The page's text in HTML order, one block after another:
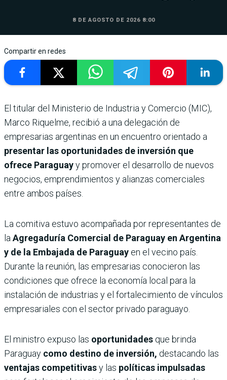
8 DE AGOSTO DE 2026 8:00
Compartir en redes
El titular del Ministerio de Industria y Comercio (MIC),
Marco Riquelme, recibió a una delegación de
empresarias argentinas en un encuentro orientado a
presentar las oportunidades de inversión que
ofrece Paraguayy promover el desarrollo de nuevos
negocios, emprendimientos y alianzas comerciales
entre ambos países.
La comitiva estuvo acompañada por representantes de
la Agregaduría Comercial de Paraguay en Argentina
y de la Embajada de Paraguay en el vecino país.
Durante la reunión, las empresarias conocieron las
condiciones que ofrece la economía local para la
instalación de industrias y el fortalecimiento de vínculos
empresariales con el sector privado paraguayo.
El ministro expuso las oportunidades que brinda
Paraguay como destino de inversión, destacando las
ventajas competitivasy las políticas impulsadas